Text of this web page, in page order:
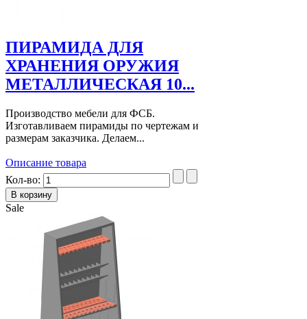
ПИРАМИДА ДЛЯ
ХРАНЕНИЯ ОРУЖИЯ
МЕТАЛЛИЧЕСКАЯ 10...
Производство мебели для ФСБ.
Изготавливаем пирамиды по чертежам и
размерам заказчика. Делаем...
Описание товара
Кол-во:
Sale